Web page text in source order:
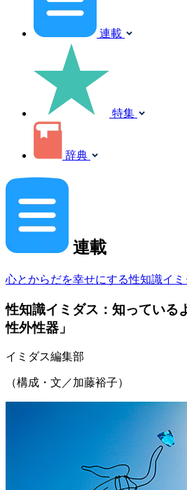
連載
特集
辞典
連載
心とからだを幸せにする性知識イミ
性知識イミダス：知っている
性外性器」
イミダス編集部
（構成・文／加藤裕子）